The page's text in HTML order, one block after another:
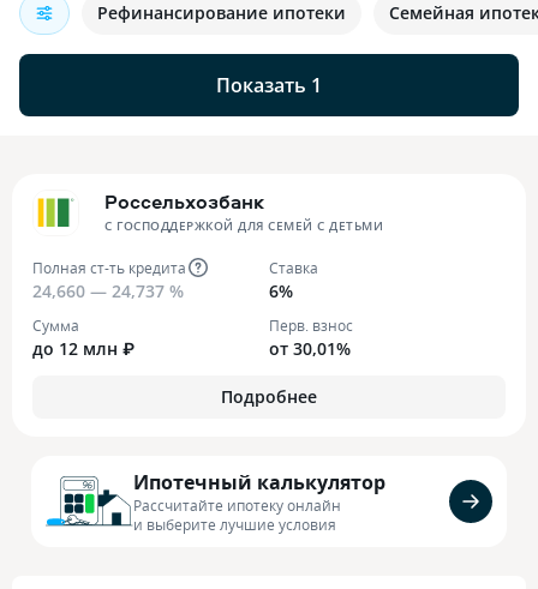
Показать 1
Рефинансирование ипотеки Семейная
Россельхозбанк
С ГОСПОДДЕРЖКОЙ ДЛЯ СЕМЕЙ С ДЕТЬМИ
Полная ст-ть кредита
24,660 — 24,737 %
Ставка
6%
Сумма
до 12 млн ₽
Перв. взнос
от 30,01%
Подробнее
Ипотечный калькулятор
Рассчитайте ипотеку онлайн
и выберите лучшие условия